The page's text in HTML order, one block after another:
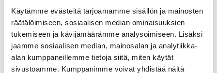
Käytämme evästeitä tarjoamamme sisällön ja mainosten
räätälöimiseen, sosiaalisen median ominaisuuksien
tukemiseen ja kävijämäärämme analysoimiseen. Lisäksi
jaamme sosiaalisen median, mainosalan ja analytiikka-
alan kumppaneillemme tietoja siitä, miten käytät
sivustoamme. Kumppanimme voivat yhdistää näitä
(*) Tieto on pakollinen